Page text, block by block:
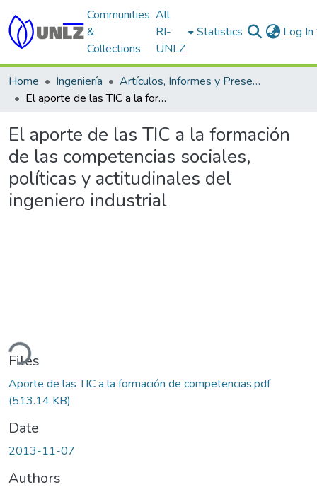
Communities
&
Collections
All
RI-
UNLZ
Statistics Log In
Home Ingeniería
Artículos, Informes y Presentaciones en Congresos
El aporte de las TIC a la formación de las competencias sociales, políticas y actitudinales del ingeniero industrial
El aporte de las TIC a la formación
de las competencias sociales,
políticas y actitudinales del
ingeniero industrial
Files
Aporte de las TIC a la formación de competencias.pdf
(513.14 KB)
Date
2013-11-07
Authors